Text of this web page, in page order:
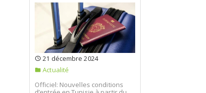
21 décembre 2024
Actualité
Officiel: Nouvelles conditions